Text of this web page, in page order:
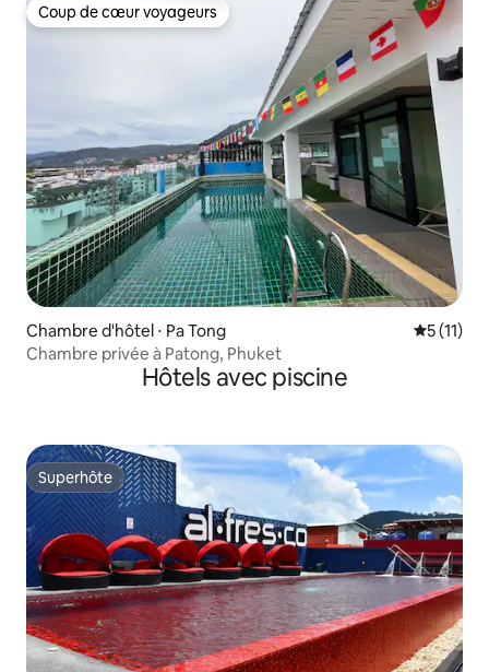
Coup de cœur voyageurs
Coup de cœur voyageurs
Chambre d'hôtel ⋅ Pa Tong
5 (11)
Chambre privée à Patong, Phuket
Hôtels avec piscine
Superhôte
Superhôte